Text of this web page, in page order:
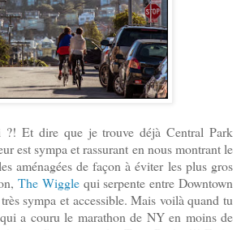
Et dire que je trouve déjà Central Park
est sympa et rassurant en nous montrant le
aménagées de façon à éviter les plus gros
The Wigglequi serpente entre Downtown
sympa et accessible. Mais voilà quand tu
a couru le marathon de NY en moins de